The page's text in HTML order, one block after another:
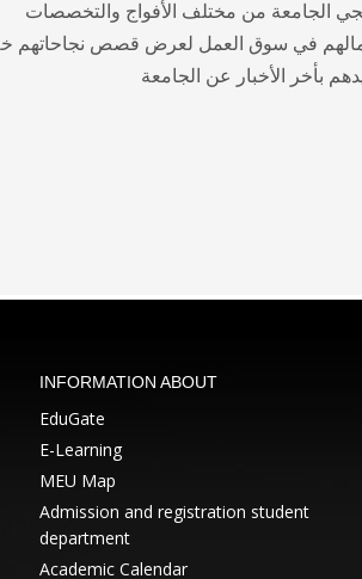
INFORMATION ABOUT
EduGate
E-Learning
MEU Map
Admission and registration student
department
Academic Calendar